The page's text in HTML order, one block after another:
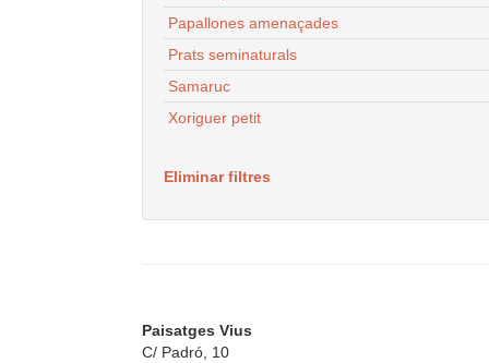
Papallones amenaçades
Prats seminaturals
Samaruc
Xoriguer petit
Eliminar filtres
Paisatges Vius
C/ Padró, 10